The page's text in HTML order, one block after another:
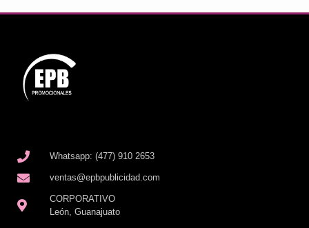
Whatsapp: (477) 910 2653
ventas@epbpublicidad.com
CORPORATIVO
León, Guanajuato